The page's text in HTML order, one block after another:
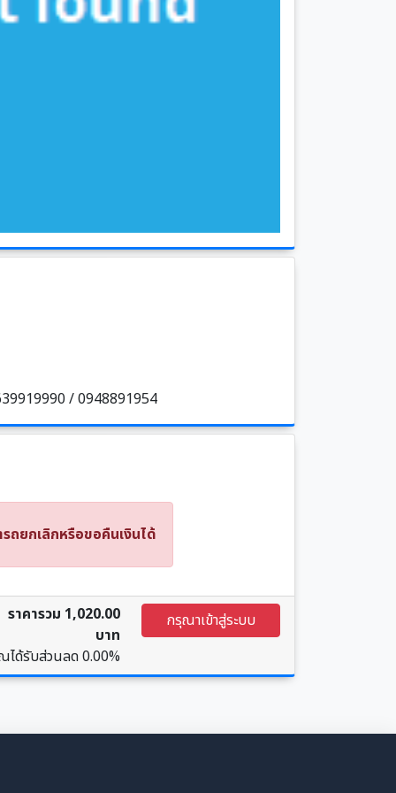
/ 0948891954
ถยกเลิกหรือขอคืนเงินได้
ราคารวม 1,020.00
บาท
ได้รับส่วนลด0.00%
กรุณาเข้าสู่ระบบ